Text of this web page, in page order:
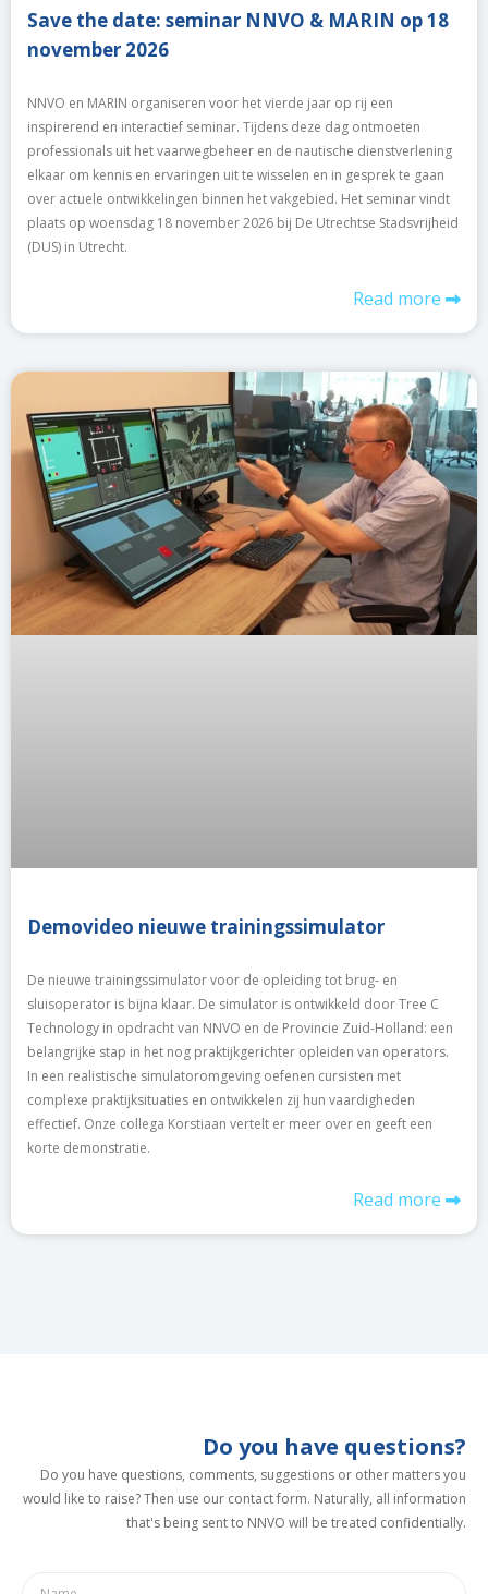
Save the date: seminar NNVO & MARIN op 18
november 2026
NNVO en MARIN organiseren voor het vierde jaar op rij een
inspirerend en interactief seminar. Tijdens deze dag ontmoeten
professionals uit het vaarwegbeheer en de nautische dienstverlening
elkaar om kennis en ervaringen uit te wisselen en in gesprek te gaan
over actuele ontwikkelingen binnen het vakgebied. Het seminar vindt
plaats op woensdag 18 november 2026 bij De Utrechtse Stadsvrijheid
(DUS) in Utrecht.
Read more
Demovideo nieuwe trainingssimulator
De nieuwe trainingssimulator voor de opleiding tot brug- en
sluisoperator is bijna klaar. De simulator is ontwikkeld door Tree C
Technology in opdracht van NNVO en de Provincie Zuid-Holland: een
belangrijke stap in het nog praktijkgerichter opleiden van operators.
In een realistische simulatoromgeving oefenen cursisten met
complexe praktijksituaties en ontwikkelen zij hun vaardigheden
effectief. Onze collega Korstiaan vertelt er meer over en geeft een
korte demonstratie.
Read more
Do you have questions?
Do you have questions, comments, suggestions or other matters you
would like to raise? Then use our contact form. Naturally, all information
that's being sent to NNVO will be treated confidentially.